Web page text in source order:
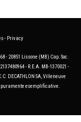
- Privacy
- 20851 Lissone (MB) Cap. Soc.
- R.E.A. MB-1370021 -
DECATHLON SA, Villeneuve
puramente esemplificative.